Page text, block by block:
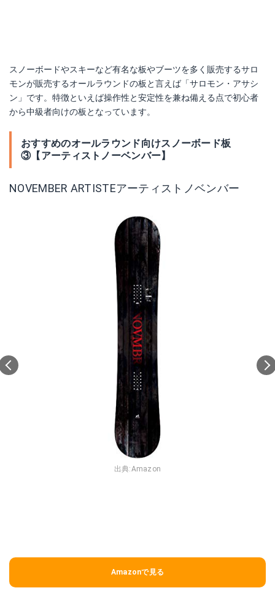
スノーボードやスキーなど有名な板やブーツを多く販売するサロ
モンが販売するオールラウンドの板と言えば「サロモン・アサシ
ン」です。特徴といえば操作性と安定性を兼ね備える点で初心者
から中級者向けの板となっています。
おすすめのオールラウンド向けスノーボード板
③【アーティストノーベンバー】
NOVEMBER ARTISTEアーティストノベンバー
出典:Amazon
Amazonで見る